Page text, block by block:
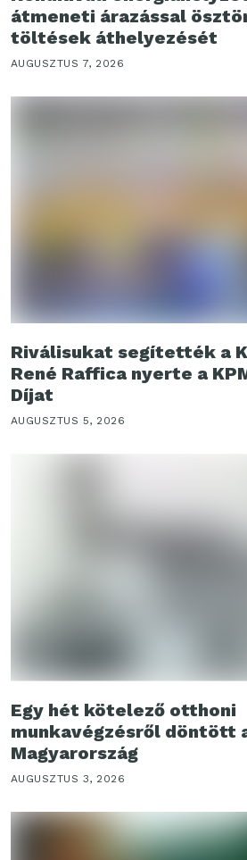
átmeneti árazással
töltések áthelyezését
AUGUSZTUS 7, 2026
Riválisukat segítették a
René Raffica nyerte a
Díjat
AUGUSZTUS 5, 2026
Egy hét kötelező otthoni
munkavégzésről döntött
Magyarország
AUGUSZTUS 3, 2026